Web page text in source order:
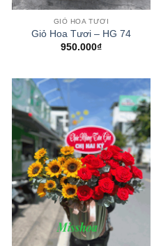
GIỎ HOA TƯƠI
Giỏ Hoa Tươi – HG 74
950.000₫